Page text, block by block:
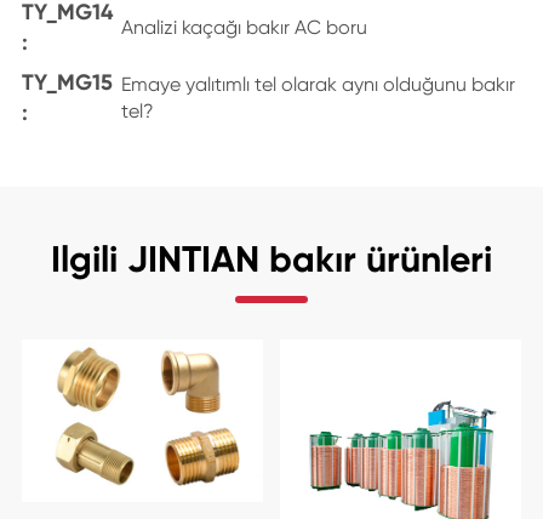
TY_MG14
:
Analizi kaçağı bakır AC boru
TY_MG15
:
Emaye yalıtımlı tel olarak aynı olduğunu bakır
tel?
Ilgili JINTIAN bakır ürünleri